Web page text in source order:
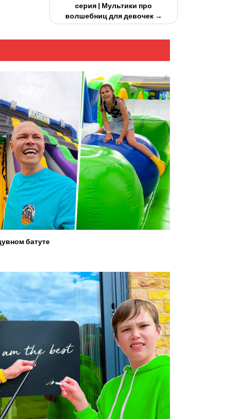
серия | Мультики про
волшебниц для девочек →
батуте